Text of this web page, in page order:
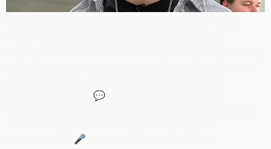
pokolenia – Matą! 💬 Podczas nagrania, Kamil
przyszedłeś?”. 🎤 Jaka była odpowiedź? […]